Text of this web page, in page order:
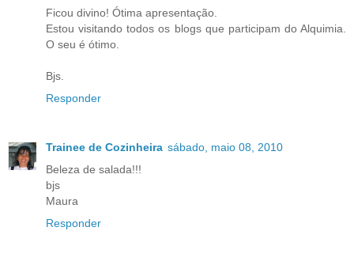
Ficou divino! Ótima apresentação.
Estou visitando todos os blogs que participam do Alquimia.
O seu é ótimo.
Bjs.
Responder
Trainee de Cozinheira sábado, maio 08, 2010
Beleza de salada!!!
bjs
Maura
Responder